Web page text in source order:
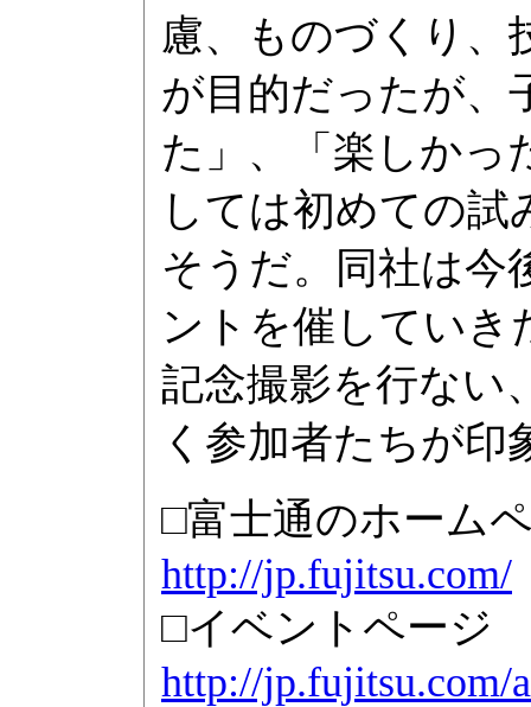
慮、ものづくり、
が目的だったが、
た」、「楽しかっ
しては初めての
そうだ。同社は今
ントを催していき
記念撮影を行ない
く参加者たちが印
□富士通のホーム
http://jp.fujitsu.com/
□イベントページ
http://jp.fujitsu.com/